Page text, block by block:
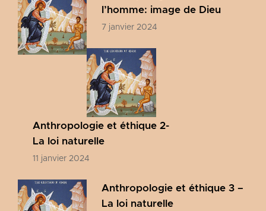
l’homme: image de Dieu
7 janvier 2024
Anthropologie et éthique 2-
La loi naturelle
11 janvier 2024
Anthropologie et éthique 3 –
La loi naturelle